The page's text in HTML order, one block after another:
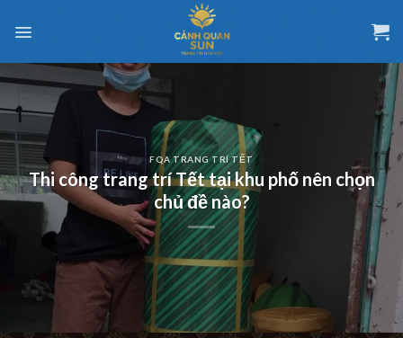
đến
dung
FQA TRANG TRÍ TẾT
Thi công trang trí Tết tại khu phố nên chọn
chủ đề nào?